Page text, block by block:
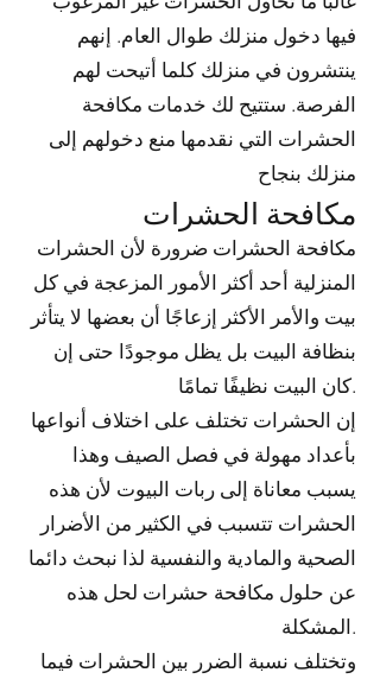
فيها دخول منزلك طوال العام. إنهم
ينتشرون في منزلك كلما أتيحت لهم
الفرصة. ستتيح لك خدمات مكافحة
الحشرات التي نقدمها منع دخولهم إلى
منزلك بنجاح
مكافحة الحشرات
مكافحة الحشرات ضرورة لأن الحشرات
المنزلية أحد أكثر الأمور المزعجة في كل
بيت والأمر الأكثر إزعاجًا أن بعضها لا يتأثر
بنظافة البيت بل يظل موجودًا حتى إن
كان البيت نظيفًا تمامًا.
إن الحشرات تختلف على اختلاف أنواعها
بأعداد مهولة في فصل الصيف وهذا
يسبب معاناة إلى ربات البيوت لأن هذه
الحشرات تتسبب في الكثير من الأضرار
الصحية والمادية والنفسية لذا نبحث دائما
عن حلول مكافحة حشرات لحل هذه
المشكلة.
وتختلف نسبة الضرر بين الحشرات فيما